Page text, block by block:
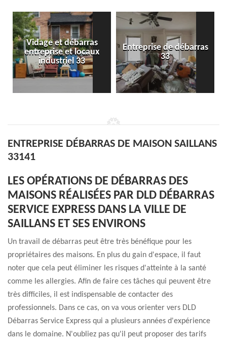
Entreprise de débarras
33
Débarras
d'appartement 33
ENTREPRISE DÉBARRAS DE MAISON SAILLANS
33141
LES OPÉRATIONS DE DÉBARRAS DES
MAISONS RÉALISÉES PAR DLD DÉBARRAS
SERVICE EXPRESS DANS LA VILLE DE
SAILLANS ET SES ENVIRONS
Un travail de débarras peut être très bénéfique pour les
propriétaires des maisons. En plus du gain d'espace, il faut
noter que cela peut éliminer les risques d'atteinte à la santé
comme les allergies. Afin de faire ces tâches qui peuvent être
très difficiles, il est indispensable de contacter des
professionnels. Dans ce cas, on va vous orienter vers DLD
Débarras Service Express qui a plusieurs années d'expérience
dans le domaine. N'oubliez pas qu'il peut proposer des tarifs